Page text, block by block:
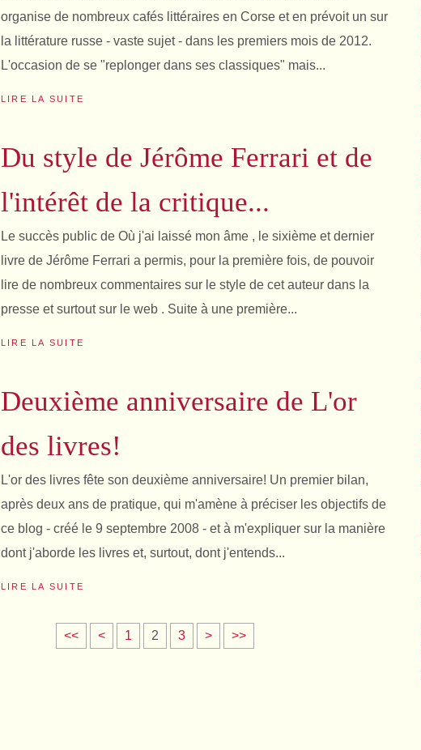
organise de nombreux cafés littéraires en Corse et en prévoit un sur
la littérature russe - vaste sujet - dans les premiers mois de 2012.
L'occasion de se "replonger dans ses classiques" mais...
LIRE LA SUITE
Du style de Jérôme Ferrari et de
l'intérêt de la critique...
Le succès public de Où j'ai laissé mon âme , le sixième et dernier
livre de Jérôme Ferrari a permis, pour la première fois, de pouvoir
lire de nombreux commentaires sur le style de cet auteur dans la
presse et surtout sur le web . Suite à une première...
LIRE LA SUITE
Deuxième anniversaire de L'or
des livres!
L'or des livres fête son deuxième anniversaire! Un premier bilan,
après deux ans de pratique, qui m'amène à préciser les objectifs de
ce blog - créé le 9 septembre 2008 - et à m'expliquer sur la manière
dont j'aborde les livres et, surtout, dont j'entends...
LIRE LA SUITE
<< < 1 2 3 > >>